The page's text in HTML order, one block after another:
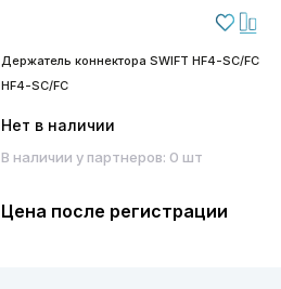
Держатель коннектора SWIFT HF4-SC/FC
HF4-SC/FC
Нет в наличии
В наличии у партнеров: 0 шт
Цена после регистрации